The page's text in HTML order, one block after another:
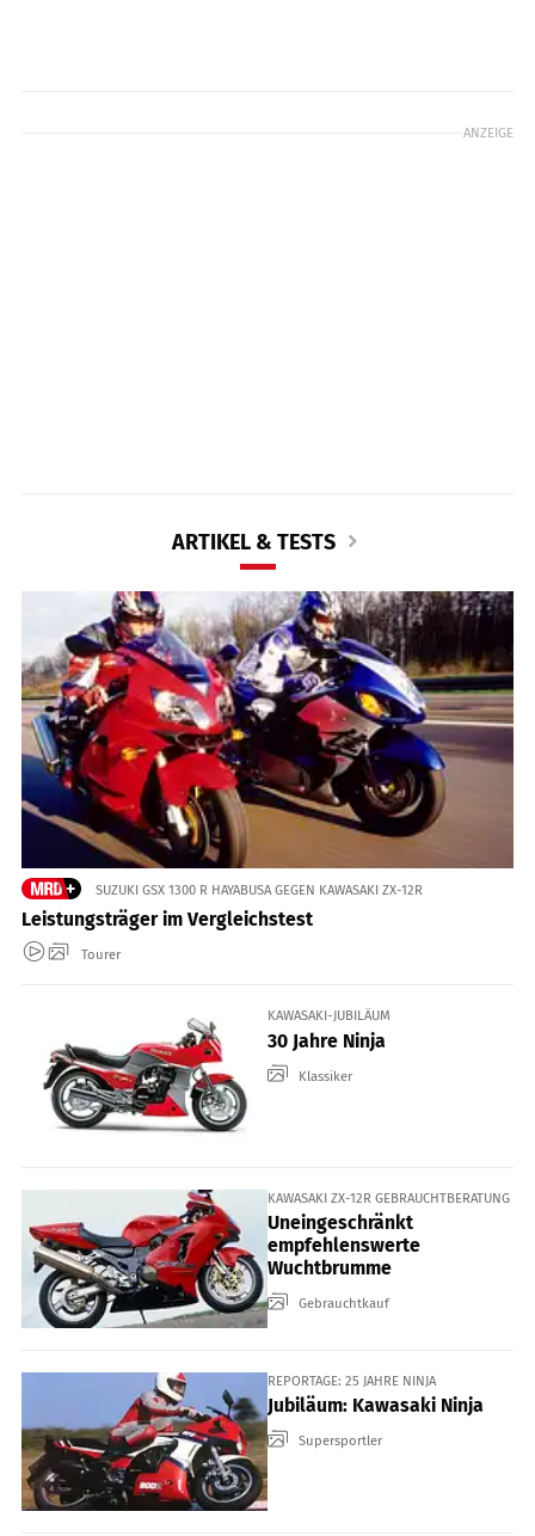
ANZEIGE
ARTIKEL & TESTS
SUZUKI GSX 1300 R HAYABUSA GEGEN KAWASAKI ZX-12R
Leistungsträger im Vergleichstest
Tourer
KAWASAKI-JUBILÄUM
30 Jahre Ninja
Klassiker
KAWASAKI ZX-12R GEBRAUCHTBERATUNG
Uneingeschränkt
empfehlenswerte
Wuchtbrumme
Gebrauchtkauf
REPORTAGE: 25 JAHRE NINJA
Jubiläum: Kawasaki Ninja
Supersportler